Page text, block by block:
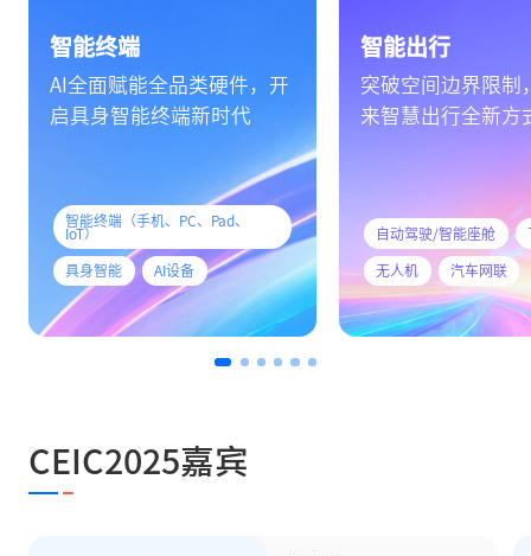
智能终端
AI全面赋能全品类硬件，开
启具身智能终端新时代
智能终端（手机、PC、Pad、
IoT）
具身智能 AI设备
智能出行
突破空间边界限制
来智慧出行全新方
自动驾驶/智能座舱
无人机 汽车网联
CEIC2025嘉宾